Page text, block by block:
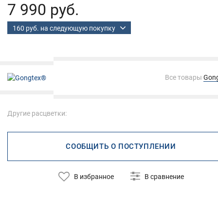
7 990 руб.
160 руб. на следующую покупку
Все товары
Другие расцветки:
СООБЩИТЬ О ПОСТУПЛЕНИИ
В избранное В сравнение